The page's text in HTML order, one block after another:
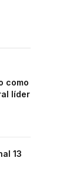
como
líder
13